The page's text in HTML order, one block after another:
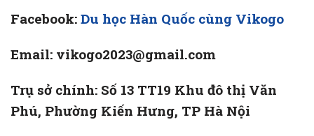
Facebook: Du học Hàn Quốc cùng Vikogo
Email: vikogo2023@gmail.com
Trụ sở chính: Số 13 TT19 Khu đô thị Văn
Phú, Phường Kiến Hưng, TP Hà Nội